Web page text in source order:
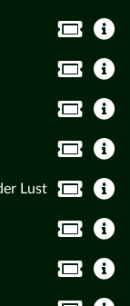
Lust